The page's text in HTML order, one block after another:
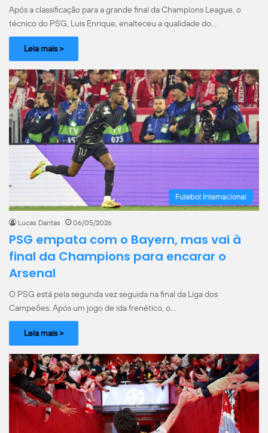
Após a classificação para a grande final da Champions League, o
técnico do PSG, Luis Enrique, enalteceu a qualidade do…
Leia mais >
Futebol Internacional
Lucas Dantas 06/05/2026
PSG empata com o Bayern, mas vai à
final da Champions para encarar o
Arsenal
O PSG está pela segunda vez seguida na final da Liga dos
Campeões. Após um jogo de ida frenético, o…
Leia mais >